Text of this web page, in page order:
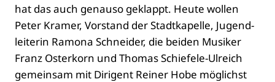
hat das auch genau­so geklappt. Heu­te wol­len
Peter Kra­mer, Vor­stand der Stadt­ka­pel­le, Jugend­
lei­te­rin Ramo­na Schnei­der, die bei­den Musi­ker
Franz Oster­korn und Tho­mas Schie­fe­le-Ulreich
gemein­sam mit Diri­gent Rei­ner Hobe mög­lichst